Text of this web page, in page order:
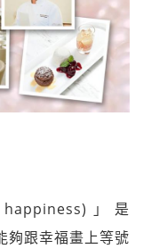
」是
跟幸福畫上等號